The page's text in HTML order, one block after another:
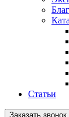
Статьи
Заказать звонок